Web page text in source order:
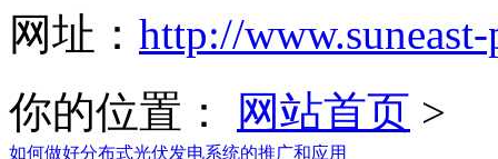
网址： http://
你的位置：
网站首页 >
如何做好分布式光伏发电系统的推广和应用